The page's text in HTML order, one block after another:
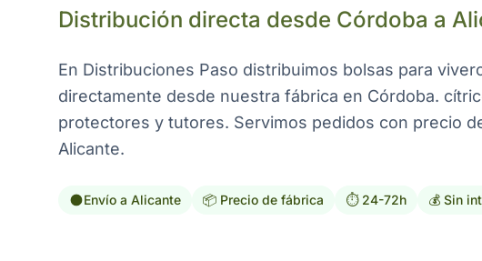
Distribución directa desde Córdoba a
En Distribuciones Paso distribuimos bolsas para
directamente desde nuestra fábrica en Córdoba.
protectores y tutores. Servimos pedidos con precio
Alicante.
Envío a Alicante 📦 Precio de fábrica ⏱️ 24-72h 💰 Sin